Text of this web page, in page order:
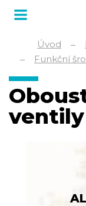
Úvod
Funkční
ventily